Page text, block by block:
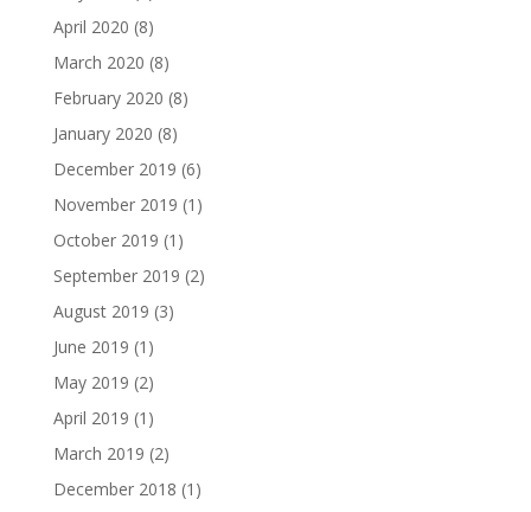
April 2020 (8)
March 2020 (8)
February 2020 (8)
January 2020 (8)
December 2019 (6)
November 2019 (1)
October 2019 (1)
September 2019 (2)
August 2019 (3)
June 2019 (1)
May 2019 (2)
April 2019 (1)
March 2019 (2)
December 2018 (1)